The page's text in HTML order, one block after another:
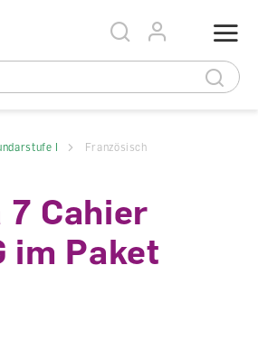
Navigation
I Französisch
Cahier
im Paket